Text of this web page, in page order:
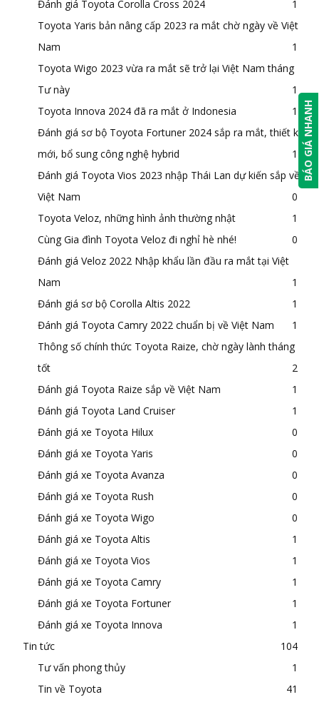
Đánh giá Toyota Corolla Cross 2024
1
Toyota Yaris bản nâng cấp 2023 ra mắt chờ ngày về Việt
Nam
1
Toyota Wigo 2023 vừa ra mắt sẽ trở lại Việt Nam tháng
Tư này
1
Toyota Innova 2024 đã ra mắt ở Indonesia
1
Đánh giá sơ bộ Toyota Fortuner 2024 sắp ra mắt, thiết kế
mới, bổ sung công nghệ hybrid
1
Đánh giá Toyota Vios 2023 nhập Thái Lan dự kiến sắp về
Việt Nam
0
Toyota Veloz, những hình ảnh thường nhật
1
Cùng Gia đình Toyota Veloz đi nghỉ hè nhé!
0
Đánh giá Veloz 2022 Nhập khẩu lần đầu ra mắt tại Việt
Nam
1
Đánh giá sơ bộ Corolla Altis 2022
1
Đánh giá Toyota Camry 2022 chuẩn bị về Việt Nam
1
Thông số chính thức Toyota Raize, chờ ngày lành tháng
tốt
2
Đánh giá Toyota Raize sắp về Việt Nam
1
Đánh giá Toyota Land Cruiser
1
Đánh giá xe Toyota Hilux
0
Đánh giá xe Toyota Yaris
0
Đánh giá xe Toyota Avanza
0
Đánh giá xe Toyota Rush
0
Đánh giá xe Toyota Wigo
0
Đánh giá xe Toyota Altis
1
Đánh giá xe Toyota Vios
1
Đánh giá xe Toyota Camry
1
Đánh giá xe Toyota Fortuner
1
Đánh giá xe Toyota Innova
1
Tin tức
104
Tư vấn phong thủy
1
Tin về Toyota
41
BÁO GIÁ NHANH